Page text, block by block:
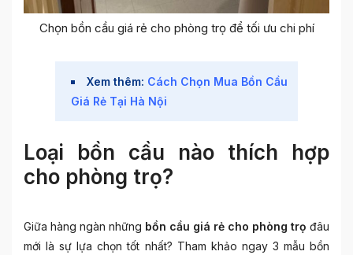
Chọn bồn cầu giá rẻ cho phòng trọ để tối ưu chi phí
Xem thêm: Cách Chọn Mua Bồn Cầu
Giá Rẻ Tại Hà Nội
Loại bồn cầu nào thích hợp
cho phòng trọ?
Giữa hàng ngàn những bồn cầu giá rẻ cho phòng trọ đâu
mới là sự lựa chọn tốt nhất? Tham khảo ngay 3 mẫu bồn